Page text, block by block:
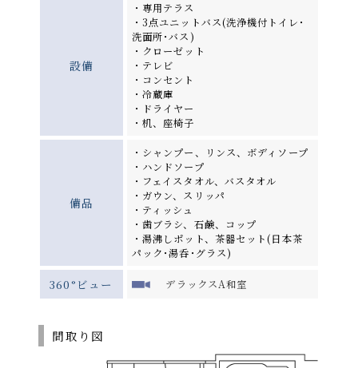
設備
・専用テラス
・3点ユニットバス(洗浄機付トイレ･
洗面所･バス)
・クローゼット
・テレビ
・コンセント
・冷蔵庫
・ドライヤー
・机、座椅子
備品
・シャンプー、リンス、ボディソープ
・ハンドソープ
・フェイスタオル、バスタオル
・ガウン、スリッパ
・ティッシュ
・歯ブラシ、石鹸、コップ
・湯沸しポット、茶器セット(日本茶
パック･湯呑･グラス)
360°ビュー デラックスA和室
間取り図